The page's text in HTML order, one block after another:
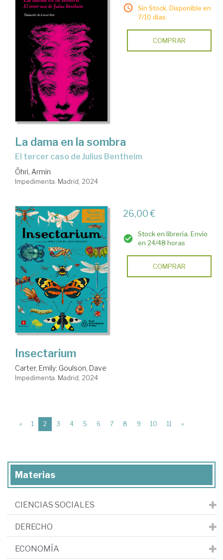
Sin Stock. Disponible en
7/10 días.
COMPRAR
La dama en la sombra
El tercer caso de Julius Bentheim
Öhri, Armin
Impedimenta. Madrid, 2024
26,00 €
Stock en librería. Envío
en 24/48 horas
COMPRAR
Insectarium
Carter, Emily; Goulson, Dave
Impedimenta. Madrid, 2024
« 1 2 (current)
3 4 5 6 7 8 9 10 11 »
Materias
CIENCIAS SOCIALES
DERECHO
ECONOMÍA